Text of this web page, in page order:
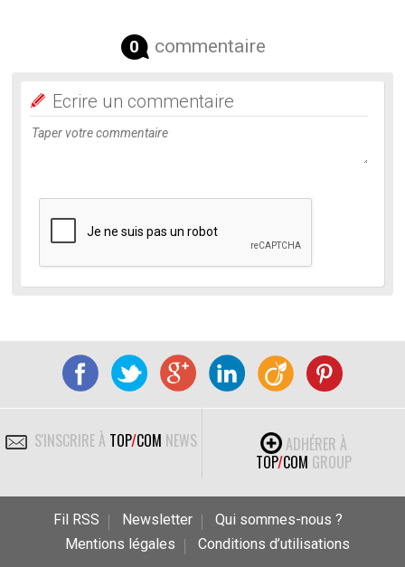
0 commentaire
Ecrire un commentaire
S'INSCRIRE À TOP/COM NEWS
ADHÉRER À
TOP/COM GROUP
Fil RSS Newsletter
Qui sommes-nous ?
Mentions légales
Conditions d’utilisations